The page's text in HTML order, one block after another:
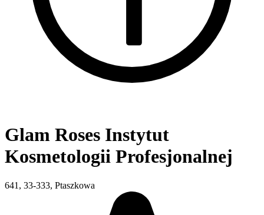
Glam Roses Instytut
Kosmetologii Profesjonalnej
641, 33-333, Ptaszkowa